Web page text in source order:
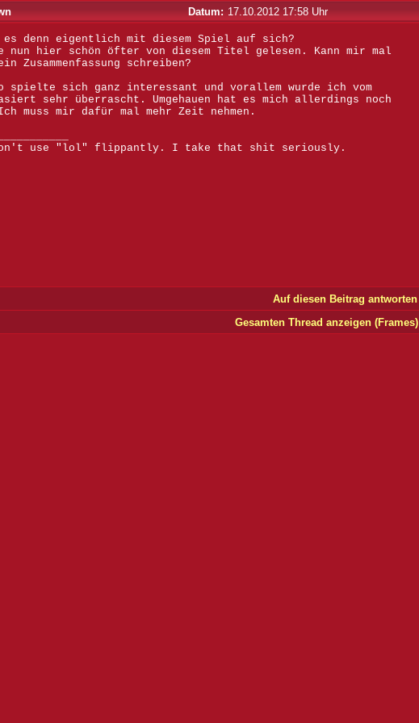
Datum: 17.10.2012 17:58 Uhr
es denn eigentlich mit diesem Spiel auf sich?
nun hier schön öfter von diesem Titel gelesen. Kann mir mal
Zusammenfassung schreiben?
spielte sich ganz interessant und vorallem wurde ich vom
sehr überrascht. Umgehauen hat es mich allerdings noch
muss mir dafür mal mehr Zeit nehmen.
use "lol" flippantly. I take that shit seriously.
Auf diesen Beitrag antworten
Gesamten Thread anzeigen (Frames)